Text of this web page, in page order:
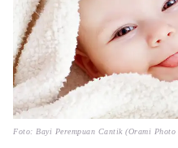
Foto: Bayi Perempuan Cantik (Orami Photo